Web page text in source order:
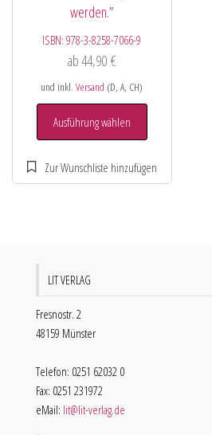
werden.”
ISBN:978-3-8258-7066-9
ab44,90€
und inkl.Versand (D, A, CH)
Ausführung wählen
LIT VERLAG
Fresnostr. 2
48159 Münster
Telefon: 0251 62032 0
Fax: 0251 231972
eMail: lit@lit-verlag.de